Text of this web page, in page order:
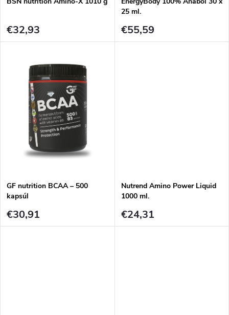
o
o
€32,93
25 ml.
€55,59
GF nutrition BCAA – 500
kapsúl
€30,91
Nutrend Amino Power Liquid
1000 ml.
€24,31